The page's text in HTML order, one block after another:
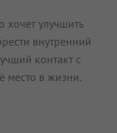
хочет улучшить
внутренний
контакт с
место в жизни.